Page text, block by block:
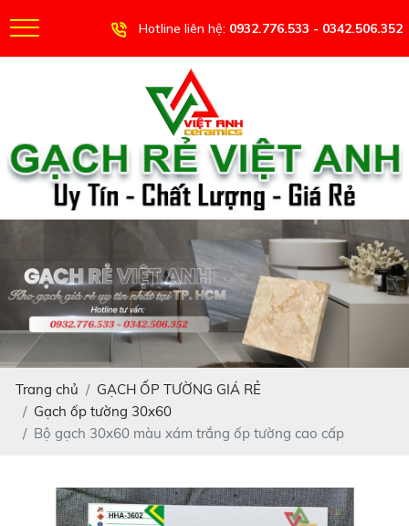
Hotline liên hệ: 0932.776.533 - 0342.506.352
Trang chủ
GẠCH ỐP TƯỜNG GIÁ RẺ
Gạch ốp tường 30x60
Bộ gạch 30x60 màu xám trắng ốp tường cao cấp